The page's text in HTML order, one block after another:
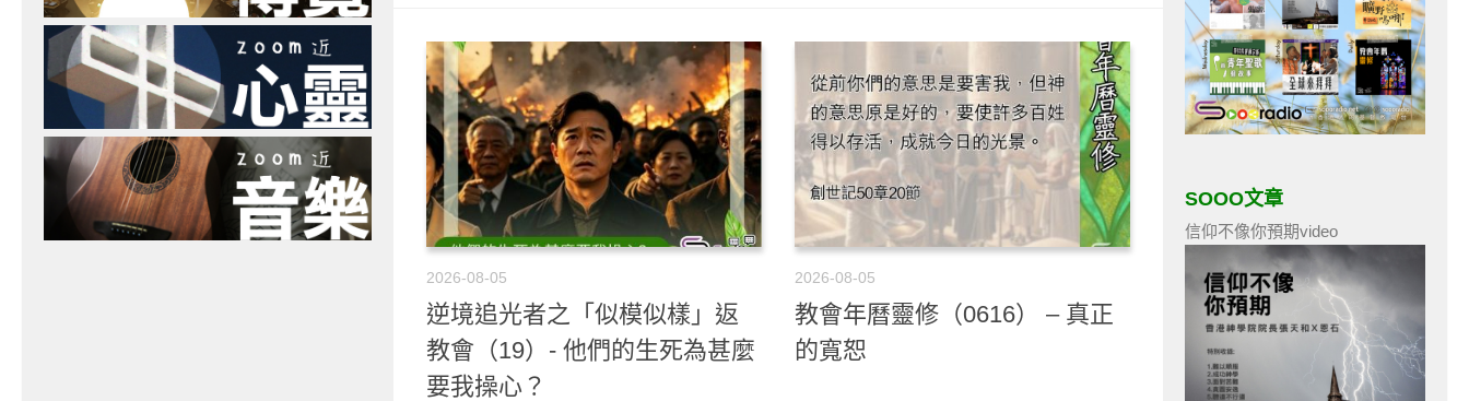
2026-08-05
逆境追光者之「似模似樣」返
教會（19）- 他們的生死為甚麼
要我操心？
2026-08-05
教會年曆靈修（0616） – 真正
的寬恕
SOOO文章
信仰不像你預期video